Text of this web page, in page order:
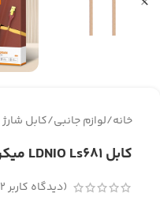
خانه/لوازم جانبی/کابل شارژ
کابل LDNIO Ls681 میکرو
(دیدگاه کاربر2